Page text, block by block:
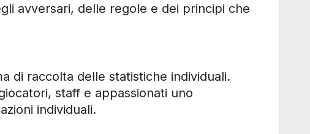
avversari, delle regole e dei principi che
di raccolta delle statistiche individuali.
staff e appassionati uno
individuali.